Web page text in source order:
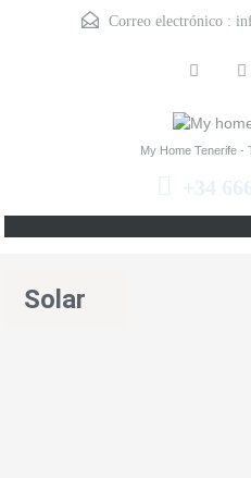
Correo electrónico :
My Home Tenerife -
+34
Solar